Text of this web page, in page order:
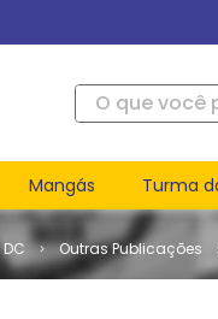
O que você
Mangás Turma
Outras Publicações